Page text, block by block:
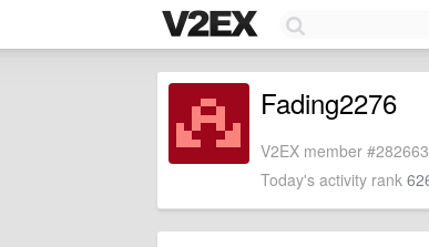
Fading2276
V2EX member
Today's activity rank